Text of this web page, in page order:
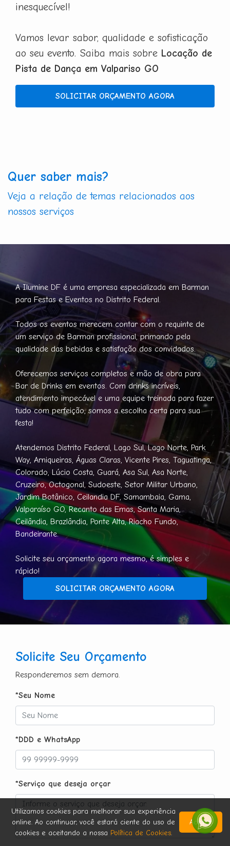
inesquecível!
Vamos levar sabor, qualidade e sofisticação
ao seu evento. Saiba mais sobre Locação de
Pista de Dança em Valpariso GO
SOLICITAR ORÇAMENTO AGORA
Quer saber mais?
Veja a relação de temas relacionados aos
nossos serviços
A Ilumine DF é uma empresa especializada em Barman
para Festas e Eventos no Distrito Federal.
Todos os eventos merecem contar com o requinte de
um serviço de Barman profissional, primando pela
qualidade das bebidas e satisfação dos convidados.
Oferecemos serviços completos e mão de obra para
Bar de Drinks em eventos. Com drinks incríveis,
atendimento impecável e uma equipe treinada para fazer
tudo com perfeição, somos a escolha certa para sua
festa!
Atendemos Distrito Federal, Lago Sul, Lago Norte, Park
Way, Arniqueiras, Águas Claras, Vicente Pires, Taguatinga,
Colorado, Lúcio Costa, Guará, Asa Sul, Asa Norte,
Cruzeiro, Octogonal, Sudoeste, Setor Militar Urbano,
Jardim Botânico, Ceilandia DF, Samambaia, Gama,
Valparaíso GO, Recanto das Emas, Santa Maria,
Ceilândia, Brazlândia, Ponte Alta, Riacho Fundo,
Bandeirante.
Solicite seu orçamento agora mesmo, é simples e
rápido!
SOLICITAR ORÇAMENTO AGORA
Solicite Seu Orçamento
Responderemos sem demora.
*Seu Nome
*DDD e WhatsApp
*Serviço que deseja orçar
Utilizamos cookies para melhorar sua experiência
online. Ao continuar, você estará ciente do uso de
cookies e aceitando a nossa Política de Cookies.
Aceitar